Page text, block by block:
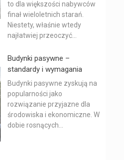
to dla większości nabywców
finał wieloletnich starań.
Niestety, właśnie wtedy
najłatwiej przeoczyć...
Budynki pasywne –
standardy i wymagania
Budynki pasywne zyskują na
popularności jako
rozwiązanie przyjazne dla
środowiska i ekonomiczne. W
dobie rosnących...